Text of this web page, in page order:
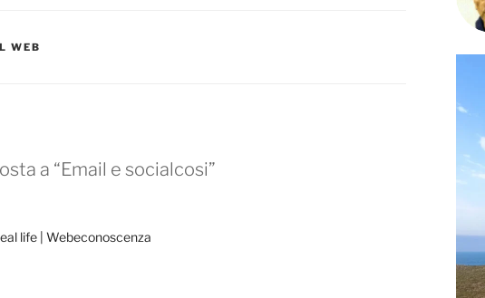
WEB
a “Email e socialcosi”
life | Webeconoscenza